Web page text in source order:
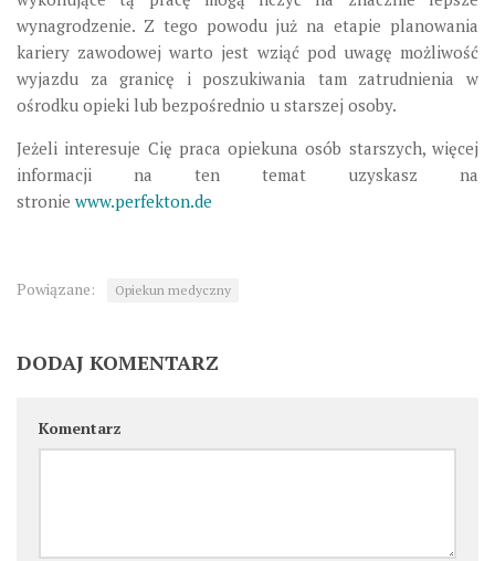
wynagrodzenie. Z tego powodu już na etapie planowania
kariery zawodowej warto jest wziąć pod uwagę możliwość
wyjazdu za granicę i poszukiwania tam zatrudnienia w
ośrodku opieki lub bezpośrednio u starszej osoby.
Jeżeli interesuje Cię praca opiekuna osób starszych, więcej
informacji na ten temat uzyskasz na
stronie www.perfekton.de
Powiązane: Opiekun medyczny
DODAJ KOMENTARZ
Komentarz